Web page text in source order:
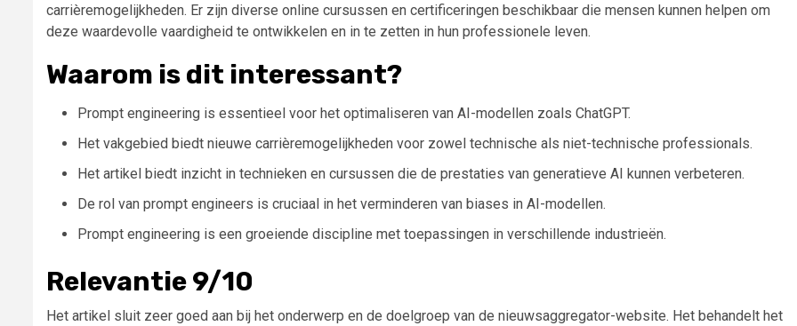
carrièremogelijkheden. Er zijn diverse online cursussen en certificeringen beschikbaar die mensen kunnen helpen om
deze waardevolle vaardigheid te ontwikkelen en in te zetten in hun professionele leven.
Waarom is dit interessant?
Prompt engineering is essentieel voor het optimaliseren van AI-modellen zoals ChatGPT.
Het vakgebied biedt nieuwe carrièremogelijkheden voor zowel technische als niet-technische professionals.
Het artikel biedt inzicht in technieken en cursussen die de prestaties van generatieve AI kunnen verbeteren.
De rol van prompt engineers is cruciaal in het verminderen van biases in AI-modellen.
Prompt engineering is een groeiende discipline met toepassingen in verschillende industrieën.
Relevantie 9/10
Het artikel sluit zeer goed aan bij het onderwerp en de doelgroep van de nieuwsaggregator-website. Het behandelt het